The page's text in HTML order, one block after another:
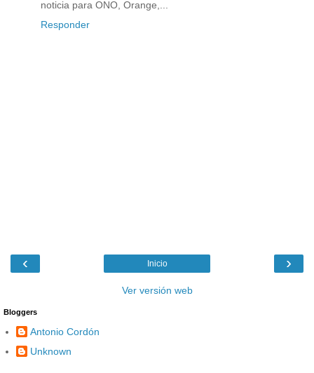
noticia para ONO, Orange,...
Responder
‹ ›
Inicio
Ver versión web
Bloggers
Antonio Cordón
Unknown